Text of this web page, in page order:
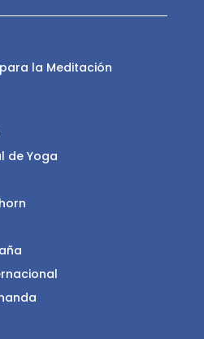
la Meditación
de Yoga